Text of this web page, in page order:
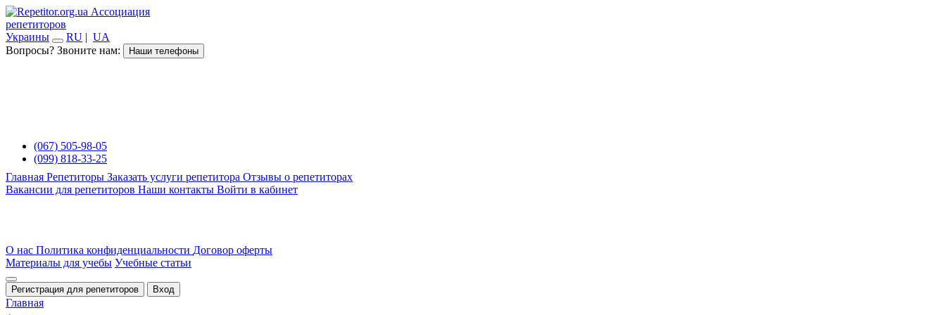
Ассоциация
репетиторов
Украины
RU | UA
Вопросы? Звоните нам:
Наши телефоны
(067) 505-98-05
(099) 818-33-25
Главная Репетиторы Заказать услуги репетитора Отзывы о репетиторах
Вакансии для репетиторов Наши контакты Войти в кабинет
О нас Политика конфиденциальности Договор оферты
Материалы для учебы Учебные статьи
Регистрация для репетиторов Вход
Главная